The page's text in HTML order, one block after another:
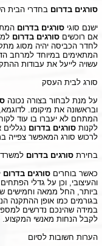
סורגים בדרום בחדרי הבית
ישנם סוגי סורגים בדרום
אם רוכשים סורגים בדרום
לחדר הכביסה יהיה מסוג
המתאימים במיוחד למרחב
עשויה לייעל את עבודות
סורג לבית העסק
על מנת לבחור בצורה נכונה
ובראשונה את מיקומו.
המתחם לא יעברו בו עוד
לקנות סורגים בדרום
לרכוש סורג המאפשר צפייה
בחירת סורגים בדרום למשרד
כאשר בוחרים סורגים בדרום
והעיצובי, וכן על גדלי
ביותר, החל ממאה וחמישים
בגורמים כמו אופן ההתקנה
במידה שהינכם נדרשים
לקבל הנחות מאנשי המקצוע.
הערות חשובות לסיום